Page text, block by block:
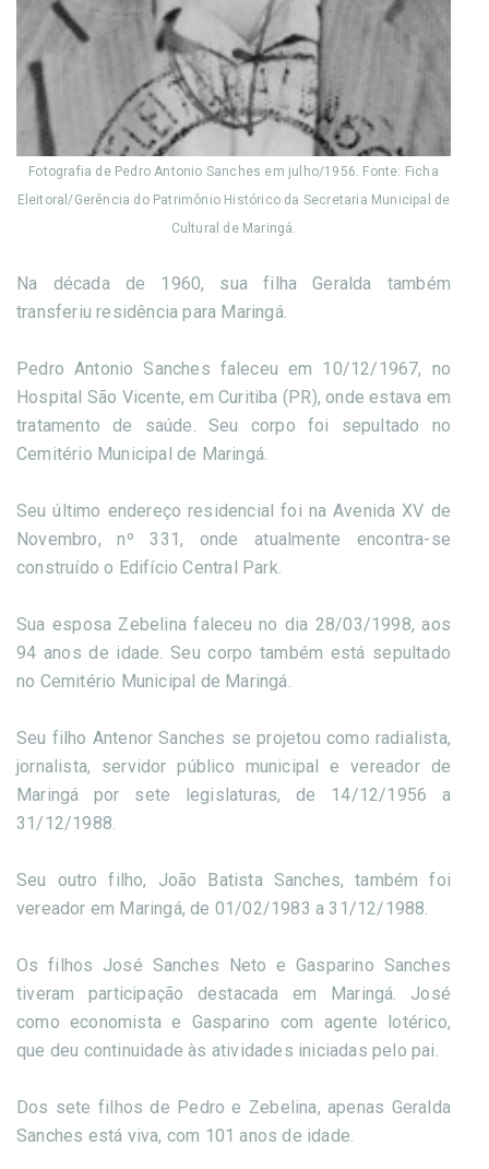
Fotografia de Pedro Antonio Sanches em julho/1956. Fonte: Ficha
Eleitoral/Gerência do Patrimônio Histórico da Secretaria Municipal de
Cultural de Maringá.
Na década de 1960, sua filha Geralda também
transferiu residência para Maringá.
Pedro Antonio Sanches faleceu em 10/12/1967, no
Hospital São Vicente, em Curitiba (PR), onde estava em
tratamento de saúde. Seu corpo foi sepultado no
Cemitério Municipal de Maringá.
Seu último endereço residencial foi na Avenida XV de
Novembro, nº 331, onde atualmente encontra-se
construído o Edifício Central Park.
Sua esposa Zebelina faleceu no dia 28/03/1998, aos
94 anos de idade. Seu corpo também está sepultado
no Cemitério Municipal de Maringá.
Seu filho Antenor Sanches se projetou como radialista,
jornalista, servidor público municipal e vereador de
Maringá por sete legislaturas, de 14/12/1956 a
31/12/1988.
Seu outro filho, João Batista Sanches, também foi
vereador em Maringá, de 01/02/1983 a 31/12/1988.
Os filhos José Sanches Neto e Gasparino Sanches
tiveram participação destacada em Maringá. José
como economista e Gasparino com agente lotérico,
que deu continuidade às atividades iniciadas pelo pai.
Dos sete filhos de Pedro e Zebelina, apenas Geralda
Sanches está viva, com 101 anos de idade.